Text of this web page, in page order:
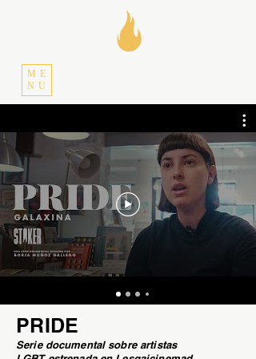
ME
NU
PRIDE
Serie documental sobre artistas